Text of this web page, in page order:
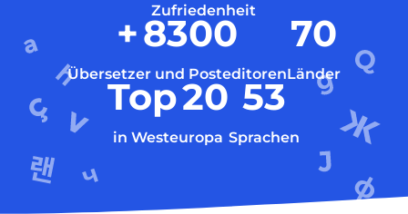
Zufriedenheit
+8300
Übersetzer und Posteditoren
70
Länder
Top20
in Westeuropa
53
Sprachen